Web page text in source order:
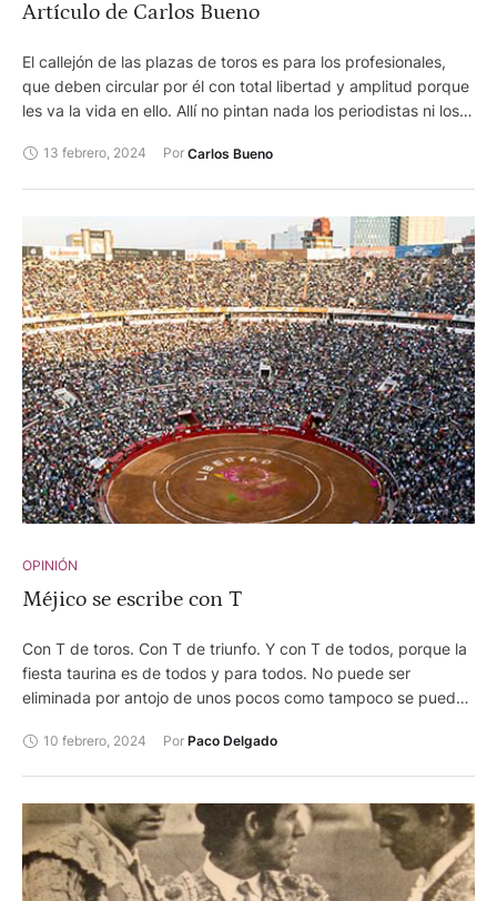
Artículo de Carlos Bueno
El callejón de las plazas de toros es para los profesionales,
que deben circular por él con total libertad y amplitud porque
les va la vida en ello. Allí no pintan nada los periodistas ni los
13 febrero, 2024 Por Carlos Bueno
OPINIÓN
Méjico se escribe con T
Con T de toros. Con T de triunfo. Y con T de todos, porque la
fiesta taurina es de todos y para todos. No puede ser
eliminada por antojo de unos pocos como tampoco se puede
fuente de ingresos o un espectáculo que atrae a millones de
10 febrero, 2024 Por Paco Delgado